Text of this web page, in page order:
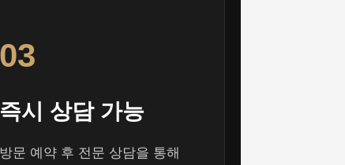
03
즉시 상담 가능
방문 예약 후 전문 상담을 통해